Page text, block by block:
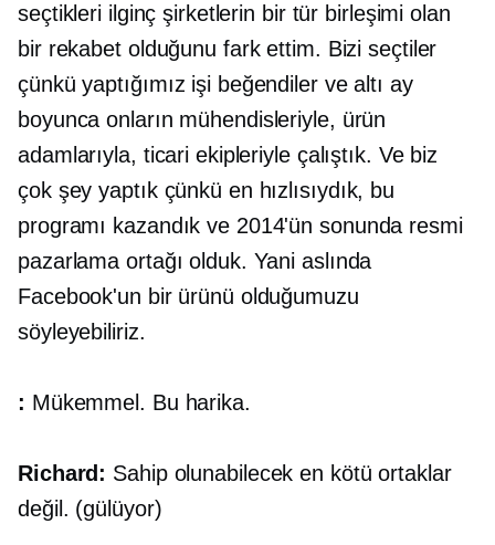
seçtikleri ilginç şirketlerin bir tür birleşimi olan
bir rekabet olduğunu fark ettim. Bizi seçtiler
çünkü yaptığımız işi beğendiler ve altı ay
boyunca onların mühendisleriyle, ürün
adamlarıyla, ticari ekipleriyle çalıştık. Ve biz
çok şey yaptık çünkü en hızlısıydık, bu
programı kazandık ve 2014'ün sonunda resmi
pazarlama ortağı olduk. Yani aslında
Facebook'un bir ürünü olduğumuzu
söyleyebiliriz.
: Mükemmel. Bu harika.
Richard: Sahip olunabilecek en kötü ortaklar
değil. (gülüyor)